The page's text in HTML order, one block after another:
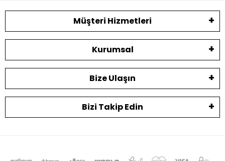
Müşteri Hizmetleri
Kurumsal
Bize Ulaşın
Bizi Takip Edin